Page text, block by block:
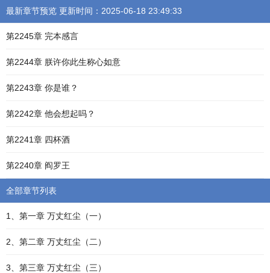
最新章节预览 更新时间：2025-06-18 23:49:33
第2245章 完本感言
第2244章 朕许你此生称心如意
第2243章 你是谁？
第2242章 他会想起吗？
第2241章 四杯酒
第2240章 阎罗王
全部章节列表
1、第一章 万丈红尘（一）
2、第二章 万丈红尘（二）
3、第三章 万丈红尘（三）